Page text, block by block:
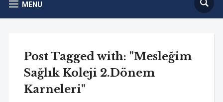
MENU
Post Tagged with: "Mesleğim
Sağlık Koleji 2.Dönem
Karneleri"